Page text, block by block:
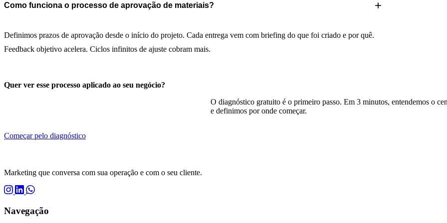
Como funciona o processo de aprovação de materiais?
Definimos prazos de aprovação desde o início do projeto. Cada entrega vem com briefing do que foi criado e por quê.
Feedback objetivo acelera. Ciclos infinitos de ajuste cobram mais.
Quer ver esse processo aplicado ao seu negócio?
O diagnóstico gratuito é o primeiro passo. Em 3 minutos, entendemos o
e definimos por onde começar.
Começar pelo diagnóstico
Marketing que conversa com sua operação e com o seu cliente.
Navegação